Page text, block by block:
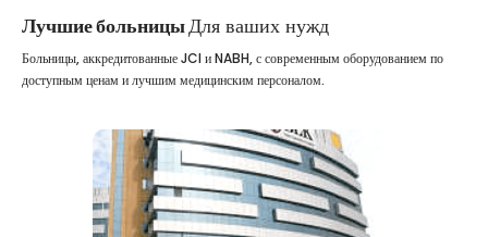
Лучшие больницыДля ваших нужд
Больницы, аккредитованные JCI и NABH, с современным оборудованием по
доступным ценам и лучшим медицинским персоналом.